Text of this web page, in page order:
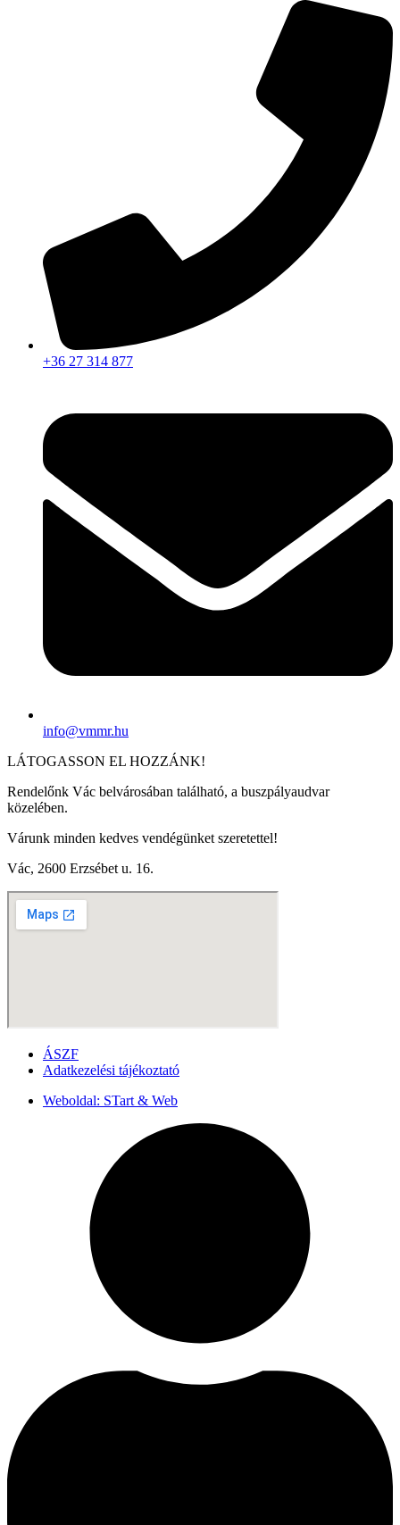
+36 27 314 877
info@vmmr.hu
LÁTOGASSON EL HOZZÁNK!
Rendelőnk Vác belvárosában található, a buszpályaudvar
közelében.
Várunk minden kedves vendégünket szeretettel!
Vác, 2600 Erzsébet u. 16.
ÁSZF
Adatkezelési tájékoztató
Weboldal: STart & Web